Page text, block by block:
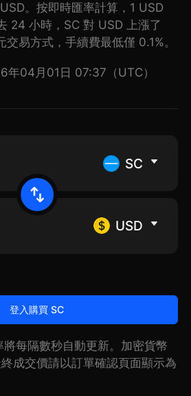
。按即時匯率計算，1 USD
24 小時，SC 對 USD 上漲了
易方式，手續費最低僅 0.1%。
年04月01日 07:37（UTC）
SC
USD
登入購買 SC
每隔數秒自動更新。加密貨幣
成交價請以訂單確認頁面顯示為